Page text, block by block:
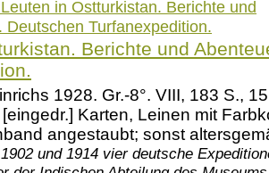
Berichte und
1928. Gr.-8°. VIII, 183 S.,
Karten, Leinen mit
angestaubt; sonst
und 1914 vier deutsche